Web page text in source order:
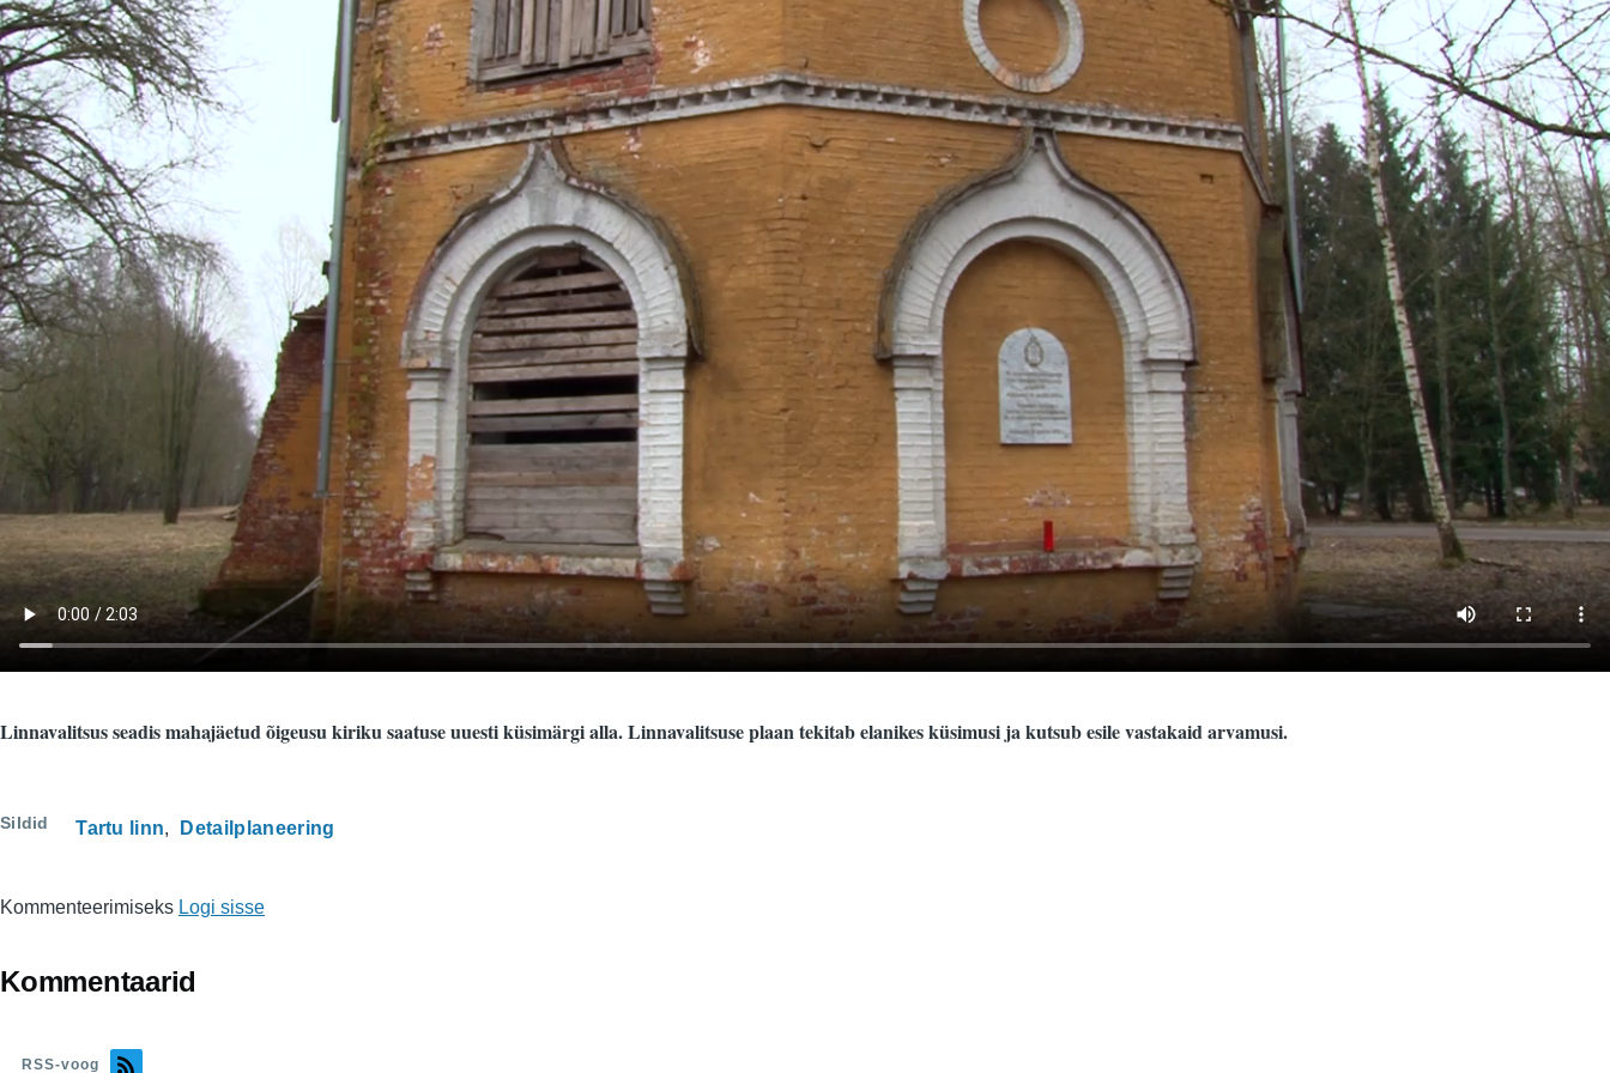
Linnavalitsus seadis mahajäetud õigeusu kiriku saatuse uuesti küsimärgi alla. Linnavalitsuse plaan tekitab elanikes küsimusi ja kutsub esile vastakaid arvamusi.
Sildid Tartu linn Detailplaneering
Kommenteerimiseks Logi sisse
Kommentaarid
RSS-voog